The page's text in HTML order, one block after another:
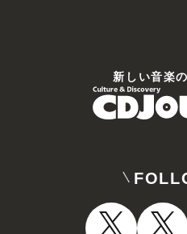
新しい⾳楽